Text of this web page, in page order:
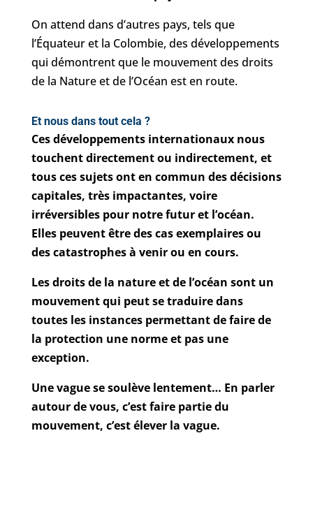
On attend dans d’autres pays, tels que
l’Équateur et la Colombie, des développements
qui démontrent que le mouvement des droits
de la Nature et de l’Océan est en route.
Et nous dans tout cela ?
Ces développements internationaux nous
touchent directement ou indirectement, et
tous ces sujets ont en commun des décisions
capitales, très impactantes, voire
irréversibles pour notre futur et l’océan.
Elles peuvent être des cas exemplaires ou
des catastrophes à venir ou en cours.
Les droits de la nature et de l’océan sont un
mouvement qui peut se traduire dans
toutes les instances permettant de faire de
la protection une norme et pas une
exception.
Une vague se soulève lentement… En parler
autour de vous, c’est faire partie du
mouvement, c’est élever la vague.